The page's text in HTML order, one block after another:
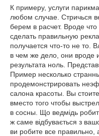
К примеру, услуги
любом случае. Стричься
берем в расчет. Вроде
сделать правильную
получается что-то не то.
в чем же дело, они вроде
результата ноль.
Пример несколько
продемонстрировать
салона красоты. Вы
вместо того чтобы
в сосны. Що ведмідь
ж саме відбувається з
ви робите все правильно,